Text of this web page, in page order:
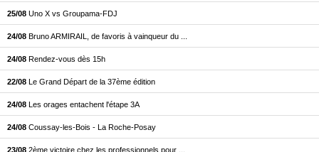
25/08 Uno X vs Groupama-FDJ
24/08 Bruno ARMIRAIL, de favoris à vainqueur du ...
24/08 Rendez-vous dès 15h
22/08 Le Grand Départ de la 37ème édition
24/08 Les orages entachent l'étape 3A
24/08 Coussay-les-Bois - La Roche-Posay
23/08 2ème victoire chez les professionnels pour ...